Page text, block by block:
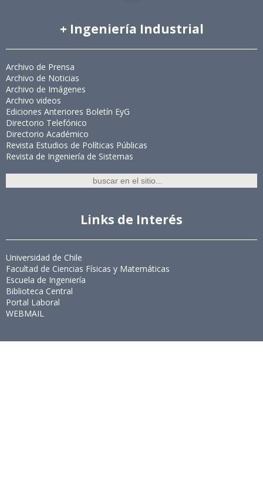
+ Ingeniería Industrial
Archivo de Prensa
Archivo de Noticias
Archivo de Imágenes
Archivo videos
Ediciones Anteriores Boletín EyG
Directorio Telefónico
Directorio Académico
Revista Estudios de Políticas Públicas
Revista de Ingeniería de Sistemas
Links de Interés
Universidad de Chile
Facultad de Ciencias Físicas y Matemáticas
Escuela de Ingeniería
Biblioteca Central
Portal Laboral
WEBMAIL